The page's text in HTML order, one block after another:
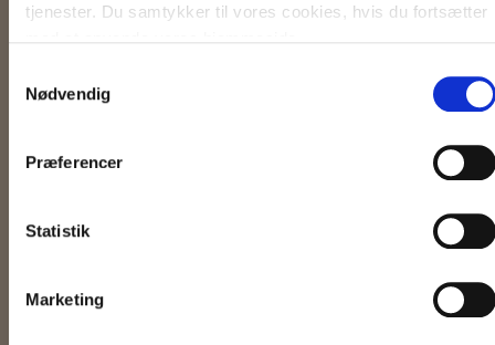
tjenester. Du samtykker til vores cookies, hvis du fortsætter
Nødvendig
Præferencer
Statistik
Marketing